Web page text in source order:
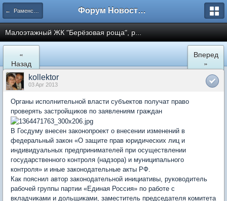
← Раменское Форум Новостройки
Малоэтажный ЖК "Берёзoвая роща", р...
«
Назад
Вперед
»
kollektor
03 Apr 2013
Органы исполнительной власти субъектов получат право
проверять застройщиков по заявлениям граждан
В Госдуму внесен законопроект о внесении изменений в
федеральный закон «О защите прав юридических лиц и
индивидуальных предпринимателей при осуществлении
государственного контроля (надзора) и муниципального
контроля» и иные законодательные акты РФ.
Как пояснил автор законодательной инициативы, руководитель
рабочей группы партии «Единая Россия» по работе с
вкладчиками и дольщиками, заместитель председателя комитета